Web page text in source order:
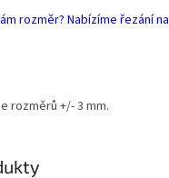
rozměr? Nabízíme řezání na
rozměrů +/- 3 mm.